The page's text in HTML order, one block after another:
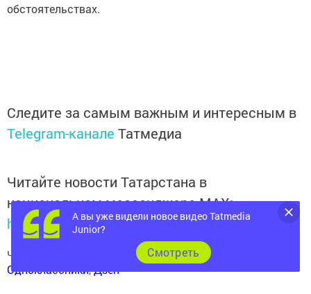
обстоятельствах.
Следите за самым важным и интересным в
Telegram-канале Татмедиа
Читайте новости Татарстана в
национальном мессенджере MАХ:
https://max.ru/tatmedia
Читай «Волжскую новь» в Телеграм, Вконтакте
Одноклассники,Дзен
А вы уже видели новое видео Tatmedia
Junior?
Cмотреть